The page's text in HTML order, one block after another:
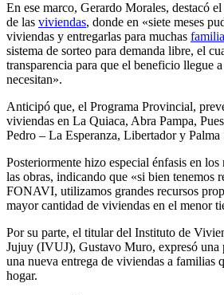
En ese marco, Gerardo Morales, destacó
de las viviendas, donde en «siete meses
viviendas y entregarlas para muchas
sistema de sorteo para demanda libre, el
transparencia para que el beneficio llegue
necesitan».
Anticipó que, el Programa Provincial,
viviendas en La Quiaca, Abra Pampa,
Pedro – La Esperanza, Libertador y Palma
Posteriormente hizo especial énfasis en
las obras, indicando que «si bien tenemos
FONAVI, utilizamos grandes recursos
mayor cantidad de viviendas en el menor
Por su parte, el titular del Instituto de
Jujuy (IVUJ), Gustavo Muro, expresó una
una nueva entrega de viviendas a familias
hogar.